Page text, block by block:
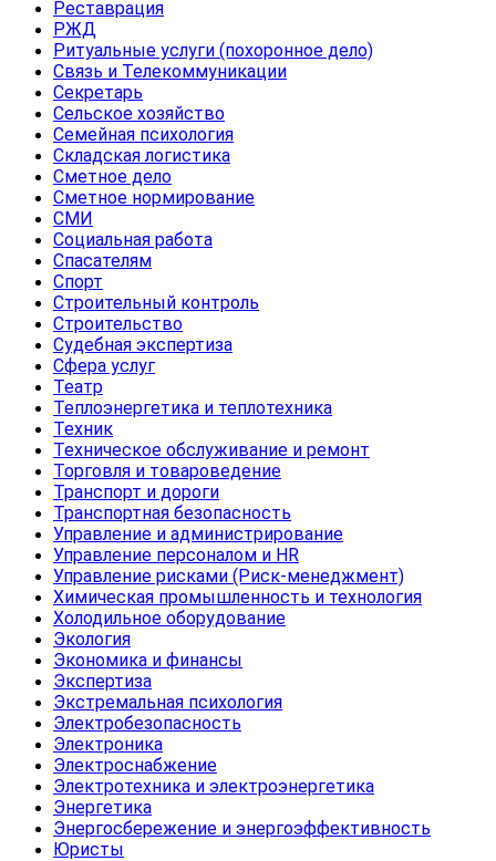
Реставрация
РЖД
Ритуальные услуги (похоронное дело)
Связь и Телекоммуникации
Секретарь
Сельское хозяйство
Семейная психология
Складская логистика
Сметное дело
Сметное нормирование
СМИ
Социальная работа
Спасателям
Спорт
Строительный контроль
Строительство
Судебная экспертиза
Сфера услуг
Театр
Теплоэнергетика и теплотехника
Техник
Техническое обслуживание и ремонт
Торговля и товароведение
Транспорт и дороги
Транспортная безопасность
Управление и администрирование
Управление персоналом и HR
Управление рисками (Риск-менеджмент)
Химическая промышленность и технология
Холодильное оборудование
Экология
Экономика и финансы
Экспертиза
Экстремальная психология
Электробезопасность
Электроника
Электроснабжение
Электротехника и электроэнергетика
Энергетика
Энергосбережение и энергоэффективность
Юристы